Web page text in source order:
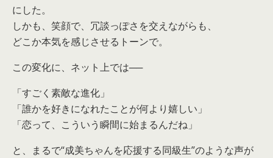
にした。
しかも、笑顔で、冗談っぽさを交えながらも、
どこか本気を感じさせるトーンで。
この変化に、ネット上では──
「すごく素敵な進化」
「誰かを好きになれたことが何より嬉しい」
「恋って、こういう瞬間に始まるんだね」
と、まるで“成美ちゃんを応援する同級生”のような声が